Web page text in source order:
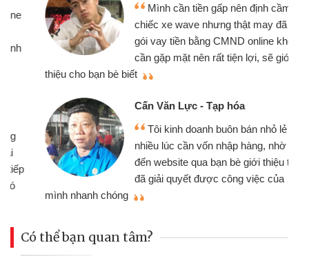
Mình cần tiền gấp nên định cầm cố
chiếc xe wave nhưng thật may đã có
gói vay tiền bằng CMND online không
cần gặp mặt nên rất tiện lợi, sẽ giới
thiệu cho bạn bè biết
Cấn Văn Lực - Tạp hóa
Tôi kinh doanh buôn bán nhỏ lẻ
nhiều lúc cần vốn nhập hàng, nhờ biết
đến website qua bạn bè giới thiệu tôi
đã giải quyết được công việc của
mình nhanh chóng
Có thể bạn quan tâm?